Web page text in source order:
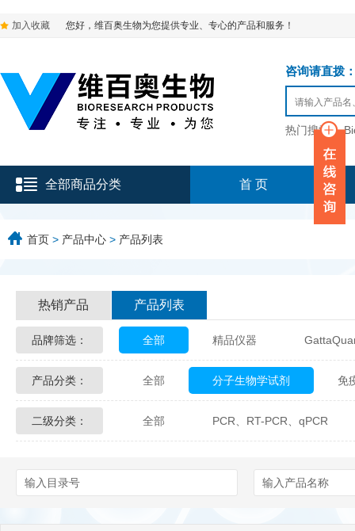
加入收藏 您好，维百奥生物为您提供专业、专心的产品和服务！
咨询请直拨
热门搜索：
全部商品分类 首 页
首页 > 产品中心 > 产品列表
热销产品 产品列表
品牌筛选： 全部 精品仪器
Glycon Biochem Sterlitech
Echelon Biosciences Verichem
产品分类： 全部 分子生物学试剂 免
化学及生物化学试剂 材料学试剂
二级分类： 全部 PCR、RT-PCR、qPCR